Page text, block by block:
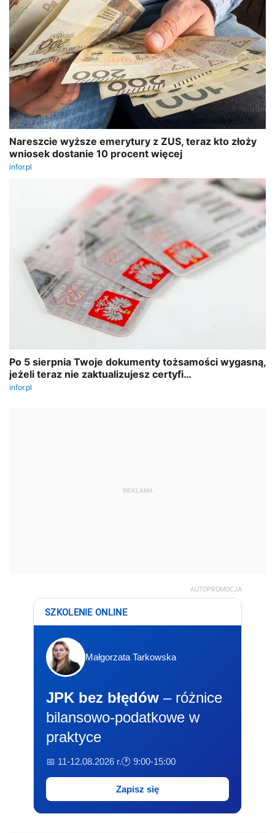
REKLAMA
AUTOPROMOCJA
SZKOLENIE ONLINE
Małgorzata Tarkowska
JPK bez błędów – różnice
bilansowo-podatkowe w
praktyce
📅 11-12.08.2026 r.🕐 9:00-15:00
Zapisz się